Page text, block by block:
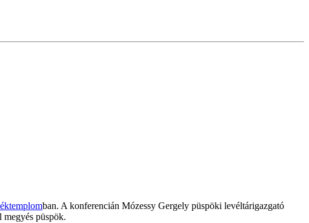
ban. A konferencián Mózessy Gergely püspöki levéltárigazgató
püspök.